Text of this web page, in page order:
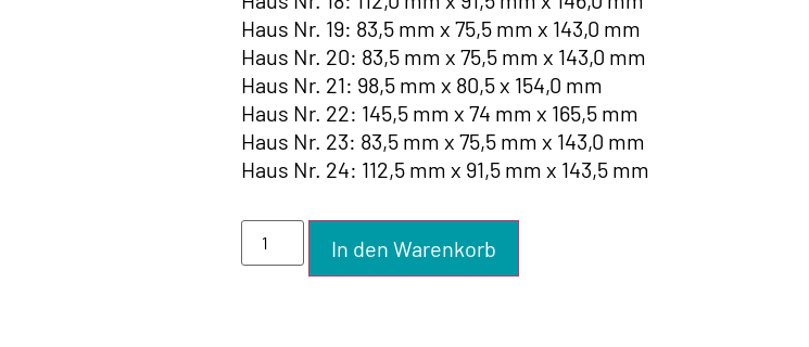
Haus Nr. 19: 83,5 mm x 75,5 mm x 143,0 mm
Haus Nr. 20: 83,5 mm x 75,5 mm x 143,0 mm
Haus Nr. 21: 98,5 mm x 80,5 x 154,0 mm
Haus Nr. 22: 145,5 mm x 74 mm x 165,5 mm
Haus Nr. 23: 83,5 mm x 75,5 mm x 143,0 mm
Haus Nr. 24: 112,5 mm x 91,5 mm x 143,5 mm
In den Warenkorb